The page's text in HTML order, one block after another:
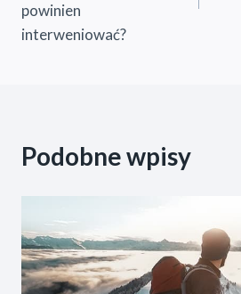
powinien
interweniować?
Podobne wpisy